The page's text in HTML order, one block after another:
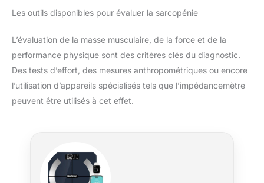
Les outils disponibles pour évaluer la sarcopénie
L’évaluation de la masse musculaire, de la force et de la
performance physique sont des critères clés du diagnostic.
Des tests d’effort, des mesures anthropométriques ou encore
l’utilisation d’appareils spécialisés tels que l’impédancemètre
peuvent être utilisés à cet effet.